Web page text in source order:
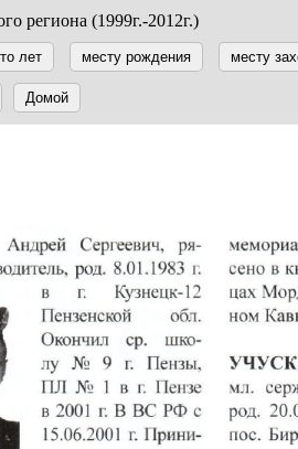
региона (1999г.-2012г.)
лет месту рождения месту
Домой